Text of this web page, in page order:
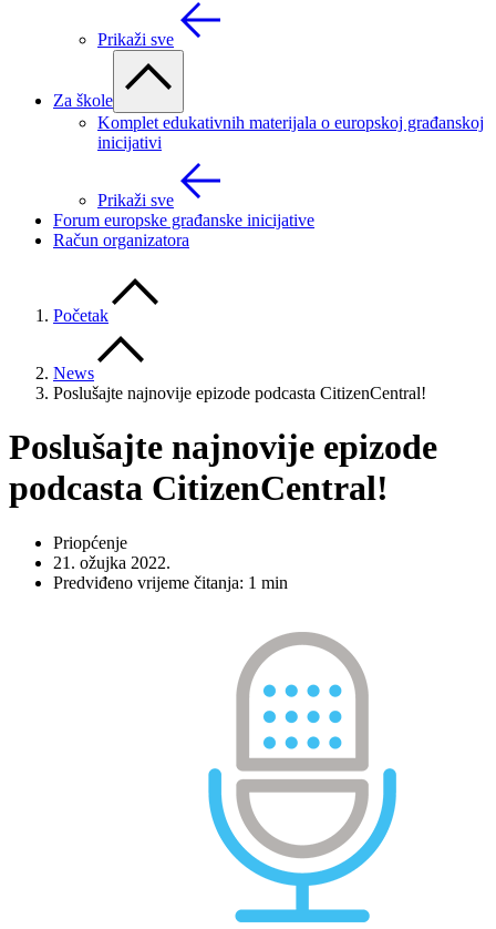
Prikaži sve
Za škole
Komplet edukativnih materijala o europskoj građanskoj
inicijativi
Prikaži sve
Forum europske građanske inicijative
Račun organizatora
Početak
News
Poslušajte najnovije epizode podcasta CitizenCentral!
Poslušajte najnovije epizode
podcasta CitizenCentral!
Priopćenje
21. ožujka 2022.
Predviđeno vrijeme čitanja: 1 min